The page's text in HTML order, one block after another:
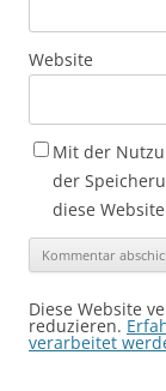
Website
Mit der
der
diese
Diese Website
reduzieren.
verarbeitet